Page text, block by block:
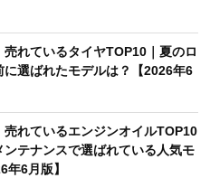
売れているタイヤTOP10｜夏のロ
に選ばれたモデルは？【2026年6
売れているエンジンオイルTOP10
ンテナンスで選ばれている人気モ
年6月版】